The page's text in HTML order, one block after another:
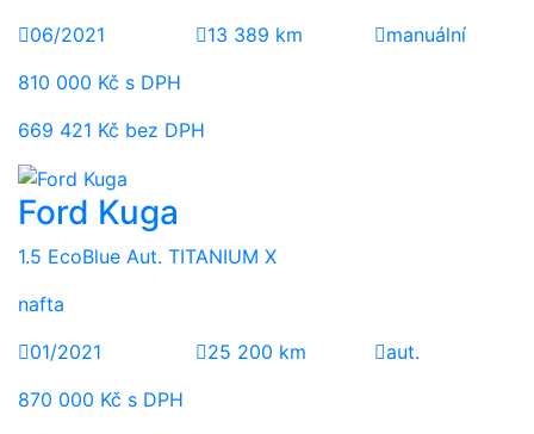
06/2021
13 389 km
manuální
810 000 Kč s DPH
669 421 Kč bez DPH
Ford Kuga
1.5 EcoBlue Aut. TITANIUM X
nafta
01/2021
25 200 km
aut.
870 000 Kč s DPH